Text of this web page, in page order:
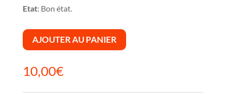
Etat: Bon état.
AJOUTER AU PANIER
10,00€